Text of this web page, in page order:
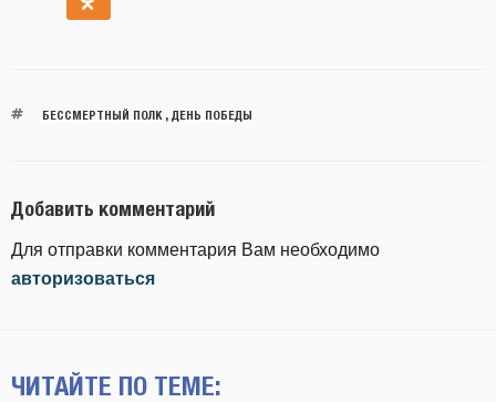
БЕССМЕРТНЫЙ ПОЛК, ДЕНЬ ПОБЕДЫ
Добавить комментарий
Для отправки комментария Вам необходимо
авторизоваться
ЧИТАЙТЕ ПО ТЕМЕ: